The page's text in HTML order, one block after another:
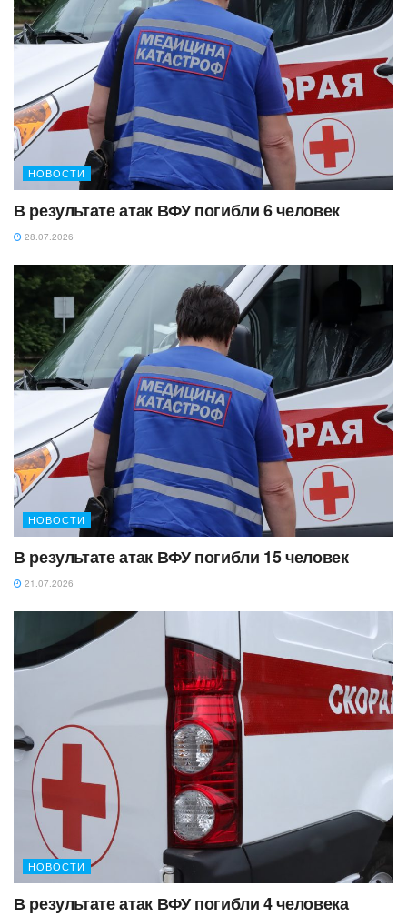
НОВОСТИ
В результате атак ВФУ погибли 6 человек
28.07.2026
НОВОСТИ
В результате атак ВФУ погибли 15 человек
21.07.2026
НОВОСТИ
В результате атак ВФУ погибли 4 человека